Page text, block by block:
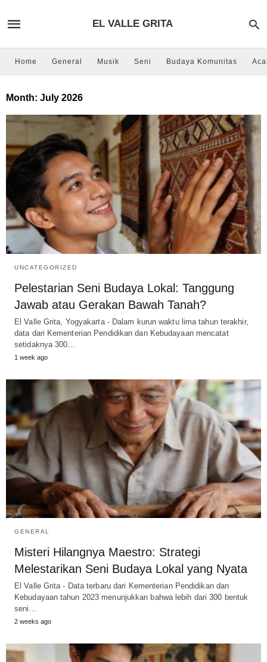
EL VALLE GRITA
Home General Musik Seni Budaya Komunitas
Month: July 2026
UNCATEGORIZED
Pelestarian Seni Budaya Lokal: Tanggung
Jawab atau Gerakan Bawah Tanah?
El Valle Grita, Yogyakarta - Dalam kurun waktu lima tahun terakhir,
data dari Kementerian Pendidikan dan Kebudayaan mencatat
setidaknya 300…
1 week ago
GENERAL
Misteri Hilangnya Maestro: Strategi
Melestarikan Seni Budaya Lokal yang Nyata
El Valle Grita - Data terbaru dari Kementerian Pendidikan dan
Kebudayaan tahun 2023 menunjukkan bahwa lebih dari 300 bentuk
seni…
2 weeks ago